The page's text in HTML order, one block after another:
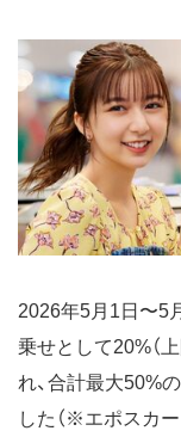
2026年5月1日〜5
乗せとして20%（
れ、合計最大50%
した（※エポスカー